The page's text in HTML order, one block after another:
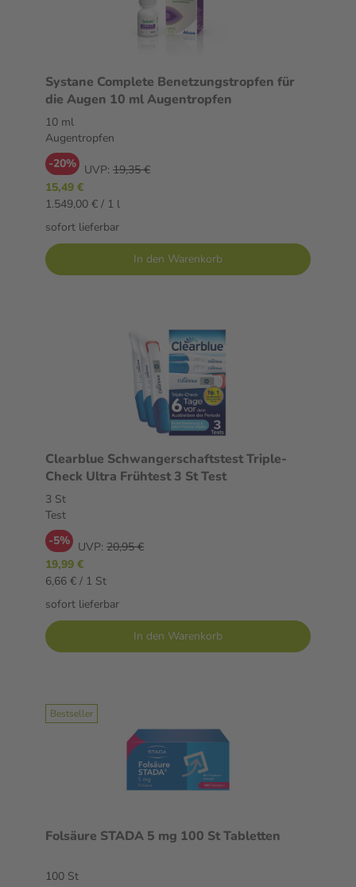
Systane Complete Benetzungstropfen für
die Augen 10 ml Augentropfen
10 ml
Augentropfen
-20% UVP: 19,35 €
15,49 €
1.549,00 € / 1 l
sofort lieferbar
In den Warenkorb
Clearblue Schwangerschaftstest Triple-
Check Ultra Frühtest 3 St Test
3 St
Test
-5% UVP: 20,95 €
19,99 €
6,66 € / 1 St
sofort lieferbar
In den Warenkorb
Bestseller
Folsäure STADA 5 mg 100 St Tabletten
100 St